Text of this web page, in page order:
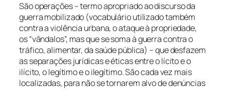
São operações – termo apropriado ao discurso da
guerra mobilizado (vocabulário utilizado também
contra a violência urbana, o ataque à propriedade,
os “vândalos”, mas que se soma à guerra contra o
tráfico, alimentar, da saúde pública) – que desfazem
as separações jurídicas e éticas entre o lícito e o
ilícito, o legítimo e o ilegítimo. São cada vez mais
localizadas, para não se tornarem alvo de denúncias